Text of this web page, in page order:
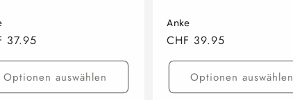
37.95
Optionen auswählen
Anke
Normaler
Preis
CHF 39.95
Optionen auswählen